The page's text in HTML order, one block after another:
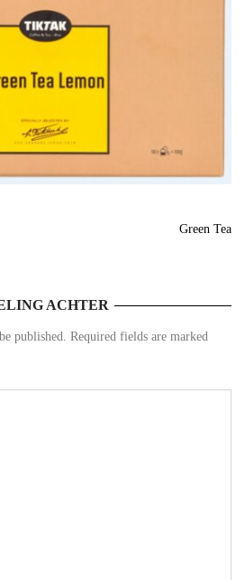
Green Tea
ACHTER
published. Required fields are marked